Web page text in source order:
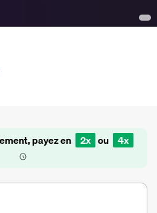
payez en 2x ou 4x